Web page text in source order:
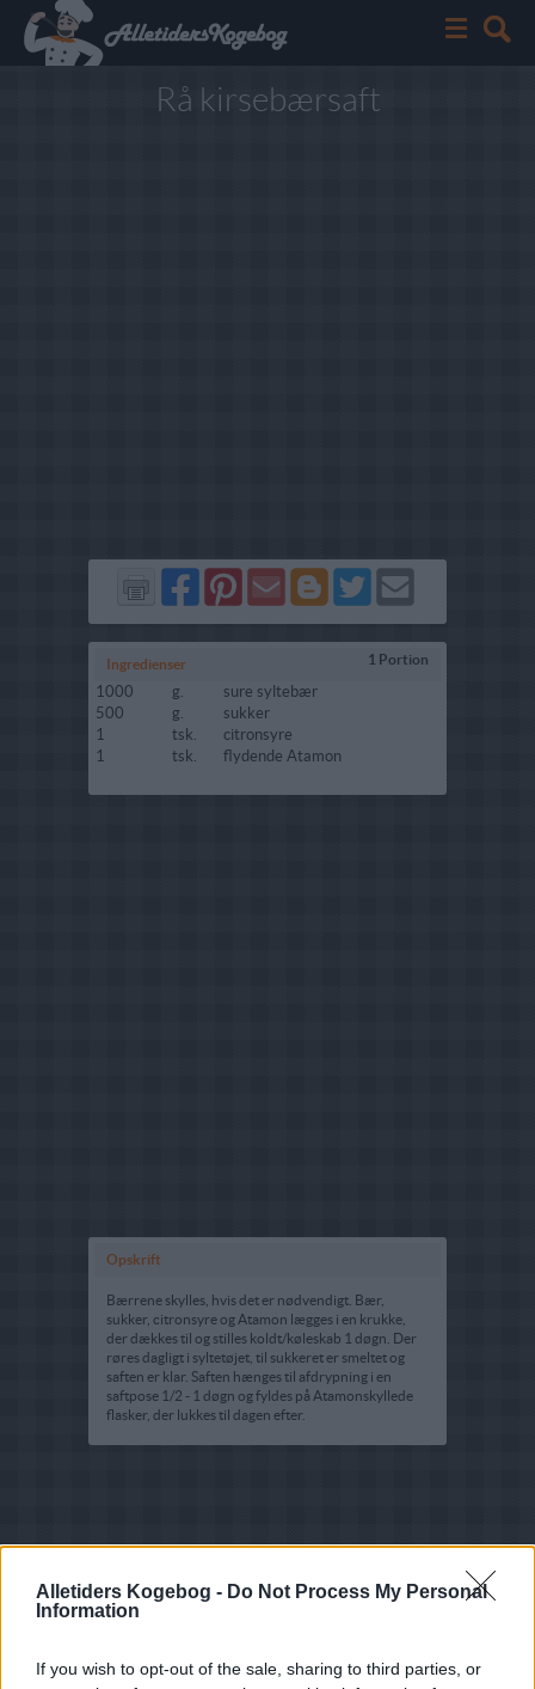
Alletiders Kogebog - Do Not Process My Personal
Information
If you wish to opt-out of the sale, sharing to third parties, or
Rå kirsebærsaft
Del
på
Facebook
Del
på
Pinterest
Send
via
GMail
Del
på
Blogger
Del
på
Twitter
Send
Ingredienser 1 Portion
1000 g.
sure syltebær
500
g.
sukker
1
tsk.
citronsyre
1
tsk. flydende Atamon
Opskrift
Bærrene skylles, hvis det er nødvendigt. Bær,
sukker, citronsyre og Atamon lægges i en krukke,
der dækkes til og stilles koldt/køleskab 1 døgn. Der
røres dagligt i syltetøjet, til sukkeret er smeltet og
saften er klar. Saften hænges til afdrypning i en
saftpose 1/2 - 1 døgn og fyldes på Atamonskyllede
flasker, der lukkes til dagen efter.